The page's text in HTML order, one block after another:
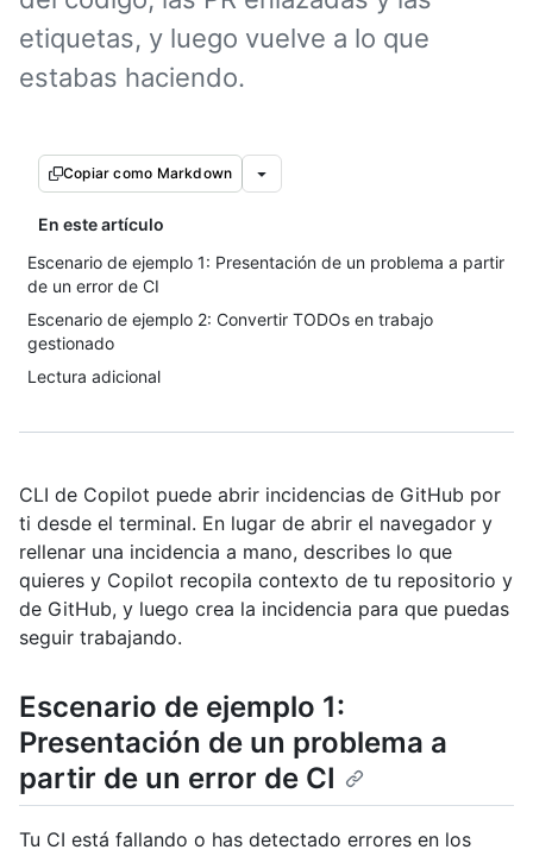
etiquetas, y luego vuelve a lo que
estabas haciendo.
Copiar como Markdown
En este artículo
Escenario de ejemplo 1: Presentación de un problema a partir
de un error de CI
Escenario de ejemplo 2: Convertir TODOs en trabajo
gestionado
Lectura adicional
CLI de Copilot puede abrir incidencias de GitHub por
ti desde el terminal. En lugar de abrir el navegador y
rellenar una incidencia a mano, describes lo que
quieres y Copilot recopila contexto de tu repositorio y
de GitHub, y luego crea la incidencia para que puedas
seguir trabajando.
Escenario de ejemplo 1:
Presentación de un problema a
partir de un error de CI
Tu CI está fallando o has detectado errores en los